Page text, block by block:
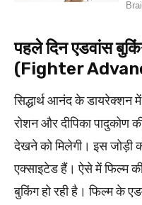
पहले दिन एडवांस
(Fighter
सिद्धार्थ आनंद के डायरेक्शन
रोशन और दीपिका पादुकोण
देखने को मिलेगी। इस जोड़ी
एक्साइटेड हैं। ऐसे में फिल्म
बुकिंग हो रही है। फिल्म के